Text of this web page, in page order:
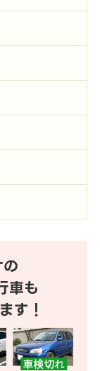
の
車も
す！